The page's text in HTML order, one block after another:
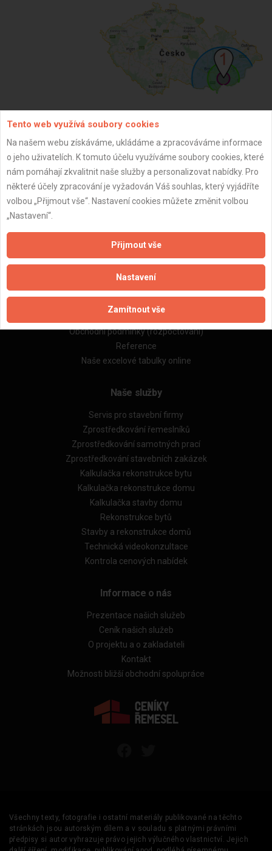
Aktualizováno z portálu ARES dne 24.11.2025 18:33:50
Důležité informace
Naše firmy a řemeslníci
Obchodní podmínky (rozpočtování)
Reference
Naše excelové tabulky online
Naše služby
Servis pro stavební firmy
Zprostředkování řemeslníků
Zprostředkování samotných prací
Zprostředkování stavebních zakázek
Kalkulačka rekonstrukce bytu
Kalkulačka rekonstrukce domu
Kalkulačka stavby domu
Rekonstrukce bytů
Stavby a rekonstrukce domů
Technická videokonzultace
Kontrola cenových nabídek
Informace o nás
Prezentace našich služeb
Ceník našich služeb
O projektu a o zakladateli
Kontakt
Možnosti bližší obchodní spolupráce
Všechny texty, fotografie i ostatní materiály publikované na těchto
stránkách jsou autorským dílem a v souladu s platnými právními
předpisy si autor vyhrazuje právo jejich výlučného vlastnictví. Jejich
Tento web využívá soubory cookies
Na našem webu získáváme, ukládáme a zpracováváme informace
o jeho uživatelích. K tomuto účelu využíváme soubory cookies, které
nám pomáhají zkvalitnit naše služby a personalizovat nabídky. Pro
některé účely zpracování je vyžadován Váš souhlas, který vyjádříte
volbou „Přijmout vše“. Nastavení cookies můžete změnit volbou
„Nastavení“.
Přijmout vše
Nastavení
Zamítnout vše